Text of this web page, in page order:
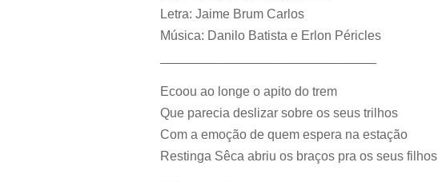
Letra: Jaime Brum Carlos
Música: Danilo Batista e Erlon Péricles
Ecoou ao longe o apito do trem
Que parecia deslizar sobre os seus trilhos
Com a emoção de quem espera na estação
Restinga Sêca abriu os braços pra os seus filhos